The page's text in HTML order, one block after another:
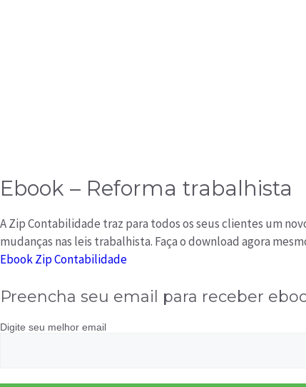
Ebook – Reforma trabalhista
A Zip Contabilidade traz para todos os seus clientes um
mudanças nas leis trabalhista. Faça o download agora
Ebook Zip Contabilidade
Preencha seu email para receber
Digite seu melhor email